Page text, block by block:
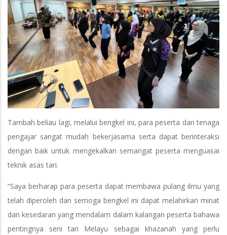
Tambah beliau lagi, melalui bengkel ini, para peserta dan tenaga
pengajar sangat mudah bekerjasama serta dapat berinteraksi
dengan baik untuk mengekalkan semangat peserta menguasai
teknik asas tari.
“Saya berharap para peserta dapat membawa pulang ilmu yang
telah diperoleh dan semoga bengkel ini dapat melahirkan minat
dan kesedaran yang mendalam dalam kalangan peserta bahawa
pentingnya seni tari Melayu sebagai khazanah yang perlu